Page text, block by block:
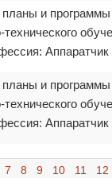
и
Аппаратчик
и
Аппаратчик
7 8 9 10 11 12